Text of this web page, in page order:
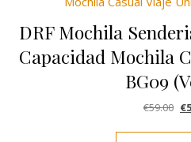
DRF Mochila
Capacidad Mochila
BG09
€59.00 €